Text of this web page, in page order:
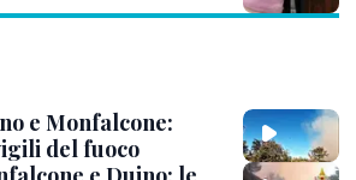
e Monfalcone:
del fuoco